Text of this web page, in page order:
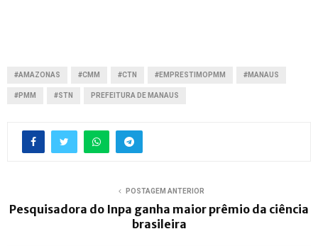
#AMAZONAS #CMM #CTN #EMPRESTIMOPMM #MANAUS
#PMM #STN PREFEITURA DE MANAUS
POSTAGEM ANTERIOR
Pesquisadora do Inpa ganha maior prêmio da ciência
brasileira